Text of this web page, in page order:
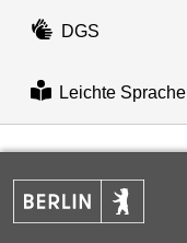
DGS
Leichte Sprache